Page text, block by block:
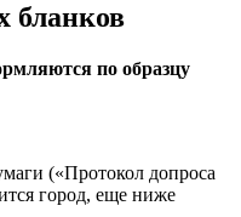
бланков
по образцу
(«Протокол допроса
город, еще ниже